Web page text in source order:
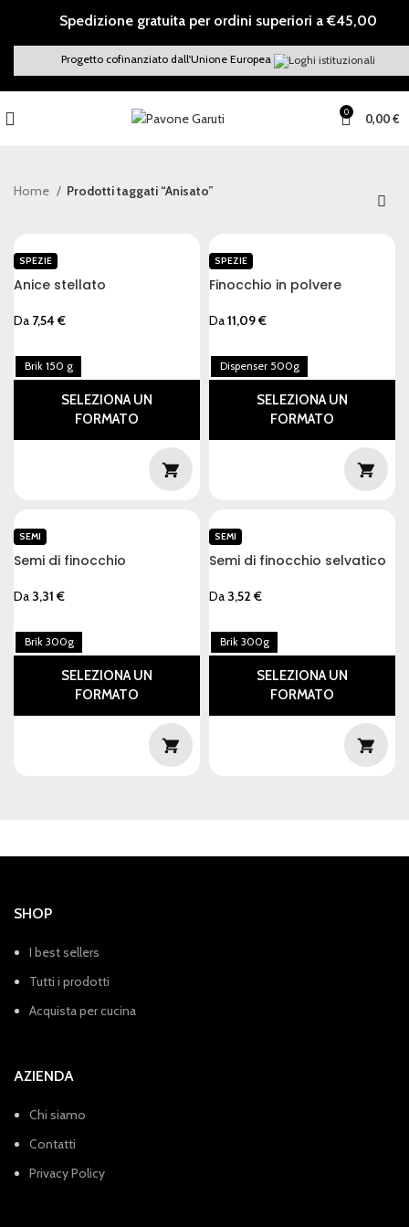
Spedizione gratuita per ordini superiori a €45,00
Progetto cofinanziato dall'Unione Europea
0 0,00€
Home Prodotti taggati “Anisato”
Anice stellato
SPEZIE
Da 7,54€
Brik 150 g
SELEZIONA UN
FORMATO
Finocchio in polvere
SPEZIE
Da11,09€
Dispenser 500g
SELEZIONA UN
FORMATO
Semi di finocchio
SEMI
Da 3,31€
Brik 300g
SELEZIONA UN
FORMATO
Semi di finocchio selvatico
SEMI
Da 3,52€
Brik 300g
SELEZIONA UN
FORMATO
SHOP
I best sellers
Tutti i prodotti
Acquista per cucina
AZIENDA
Chi siamo
Contatti
Privacy Policy